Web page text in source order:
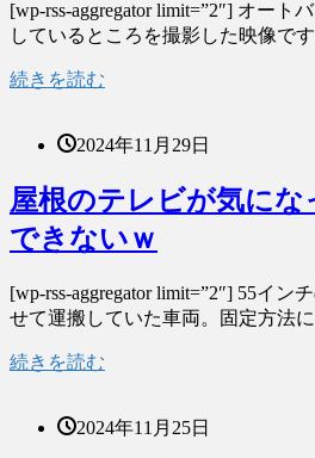
[wp-rss-aggregator limit=”2″] オート
しているところを撮影した映像で
続きを読む
2024年11月29日
屋根のテレビが気にな
できないｗ
[wp-rss-aggregator limit=”2″] 55イ
せて運搬していた車両。固定方法
続きを読む
2024年11月25日